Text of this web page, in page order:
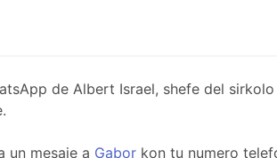
de Albert Israel, shefe del
un mesaje a Gabor kon tu numero